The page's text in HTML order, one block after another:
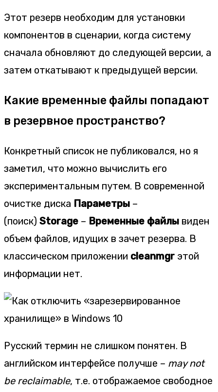
Этот резерв необходим для установки
компонентов в сценарии, когда систему
сначала обновляют до следующей версии, а
затем откатывают к предыдущей версии.
Какие временные файлы попадают
в резервное пространство?
Конкретный список не публиковался, но я
заметил, что можно вычислить его
экспериментальным путем. В современной
очистке диска Параметры –
(поиск) Storage – Временные файлы виден
объем файлов, идущих в зачет резерва. В
классическом приложении cleanmgr этой
информации нет.
Русский термин не слишком понятен. В
английском интерфейсе получше – may not
be reclaimable, т.е. отображаемое свободное